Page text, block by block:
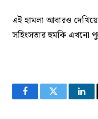
এই হামলা আবারও
সহিংসতার হুমকি এখনো
FacebookTwitter